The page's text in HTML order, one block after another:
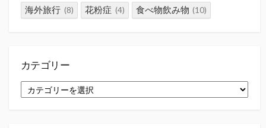
海外旅行 (8) 花粉症 (4) 食べ物飲み物 (10)
カテゴリー
テ